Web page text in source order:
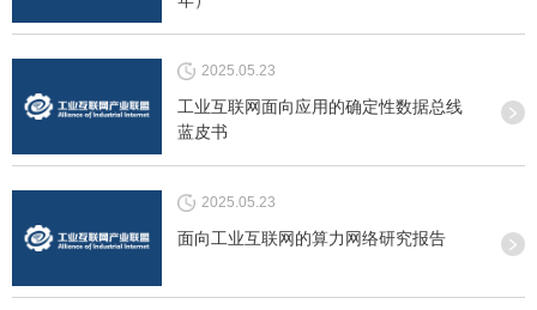
2025.05.23
工业互联网面向应用的确定性数据总线
蓝皮书
2025.05.23
面向工业互联网的算力网络研究报告